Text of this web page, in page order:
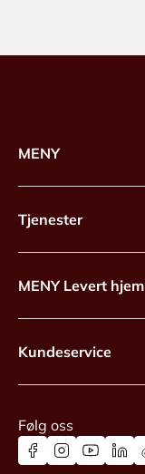
MENY
Tjenester
MENY Levert hjem
Kundeservice
Følg oss